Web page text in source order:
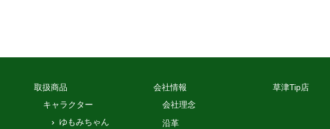
取扱商品
キャラクター
ゆもみちゃん
会社情報
会社理念
沿革
草津Tip店